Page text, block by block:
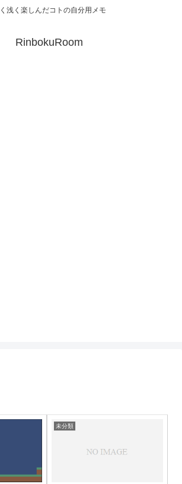
浅く楽しんだコトの自分用メモ
RinbokuRoom
未分類